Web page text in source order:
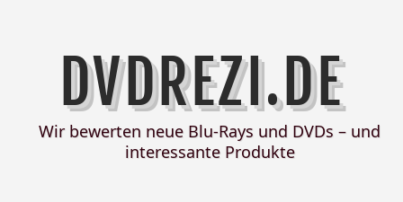
DVDREZI.DE
Wir bewerten neue Blu-Rays und DVDs – und
interessante Produkte